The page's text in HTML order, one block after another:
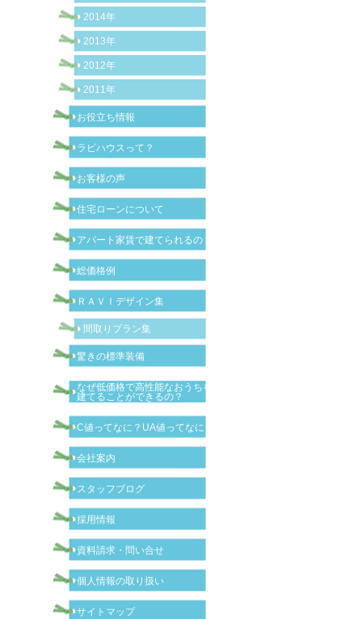
2014年
2013年
2012年
2011年
お役立ち情報
ラビハウスって？
お客様の声
住宅ローンについて
アパート家賃で建てられるの？
総価格例
ＲＡＶＩデザイン集
間取りプラン集
驚きの標準装備
なぜ低価格で高性能なおうちを
建てることができるの？
C値ってなに？UA値ってなに？
会社案内
スタッフブログ
採用情報
資料請求・問い合せ
個人情報の取り扱い
サイトマップ